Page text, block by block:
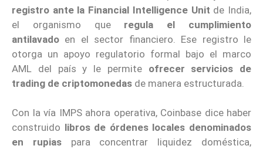
registro ante la Financial Intelligence Unit de India,
el organismo que regula el cumplimiento
antilavado en el sector financiero. Ese registro le
otorga un apoyo regulatorio formal bajo el marco
AML del país y le permite ofrecer servicios de
trading de criptomonedas de manera estructurada.
Con la vía IMPS ahora operativa, Coinbase dice haber
construido libros de órdenes locales denominados
en rupiaspara concentrar liquidez doméstica,